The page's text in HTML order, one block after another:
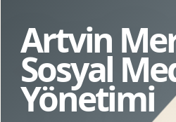
Artvin
Sosyal
Yönetimi